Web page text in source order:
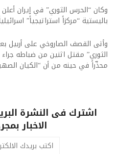
وكان “الحرس الثوري” في إيران
باليستية “مركزاً استراتيجياً”
وأتى القصف الصاروخي على أربيل
الثوري” مقتل اثنين من ضباطه
محذّراً في حينه من أن “الكيان
اشترك فى النشرة
الاخبار